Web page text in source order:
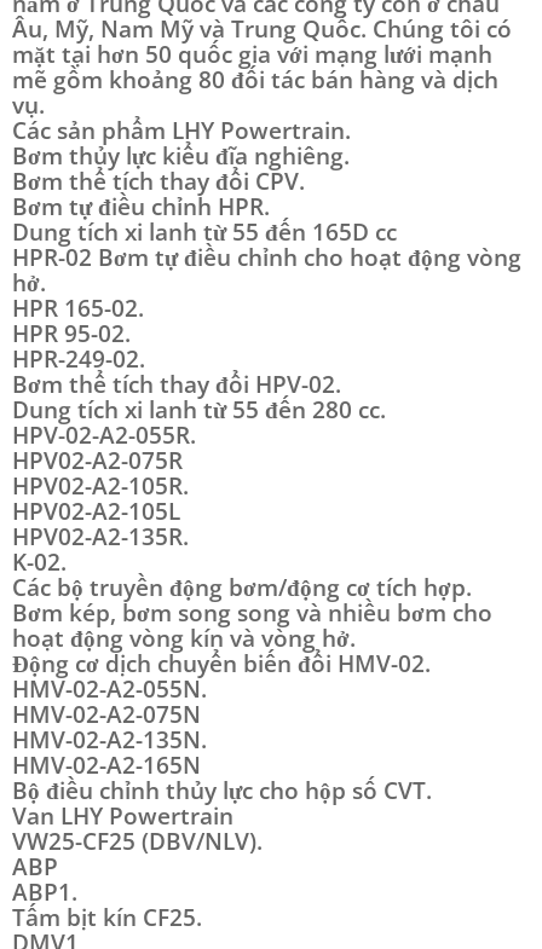
Âu, Mỹ, Nam Mỹ và Trung Quốc. Chúng tôi có
mặt tại hơn 50 quốc gia với mạng lưới mạnh
mẽ gồm khoảng 80 đối tác bán hàng và dịch
vụ.
Các sản phẩm LHY Powertrain.
Bơm thủy lực kiểu đĩa nghiêng.
Bơm thể tích thay đổi CPV.
Bơm tự điều chỉnh HPR.
Dung tích xi lanh từ 55 đến 165D cc
HPR-02 Bơm tự điều chỉnh cho hoạt động vòng
hở.
HPR 165-02.
HPR 95-02.
HPR-249-02.
Bơm thể tích thay đổi HPV-02.
Dung tích xi lanh từ 55 đến 280 cc.
HPV-02-A2-055R.
HPV02-A2-075R
HPV02-A2-105R.
HPV02-A2-105L
HPV02-A2-135R.
K-02.
Các bộ truyền động bơm/động cơ tích hợp.
Bơm kép, bơm song song và nhiều bơm cho
hoạt động vòng kín và vòng hở.
Động cơ dịch chuyển biến đổi HMV-02.
HMV-02-A2-055N.
HMV-02-A2-075N
HMV-02-A2-135N.
HMV-02-A2-165N
Bộ điều chỉnh thủy lực cho hộp số CVT.
Van LHY Powertrain
VW25-CF25 (DBV/NLV).
ABP
ABP1.
Tấm bịt ​​kín CF25.